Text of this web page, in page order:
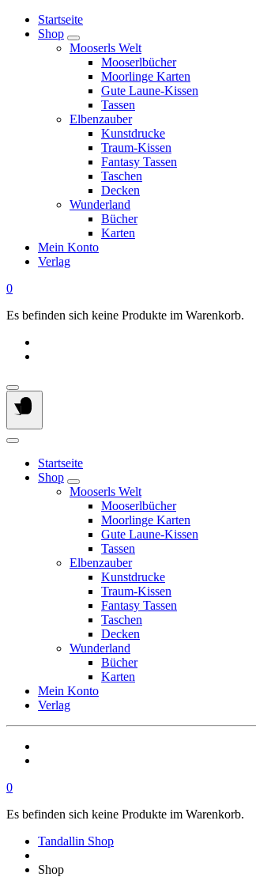
Springe
zum
Startseite
Shop
Mooserls Welt
Mooserlbücher
Moorlinge Karten
Gute Laune-Kissen
Tassen
Elbenzauber
Kunstdrucke
Traum-Kissen
Fantasy Tassen
Taschen
Decken
Wunderland
Bücher
Karten
Mein Konto
Verlag
0
Es befinden sich keine Produkte im Warenkorb.
Startseite
Shop
Mooserls Welt
Mooserlbücher
Moorlinge Karten
Gute Laune-Kissen
Tassen
Elbenzauber
Kunstdrucke
Traum-Kissen
Fantasy Tassen
Taschen
Decken
Wunderland
Bücher
Karten
Mein Konto
Verlag
0
Es befinden sich keine Produkte im Warenkorb.
Tandallin Shop
Shop